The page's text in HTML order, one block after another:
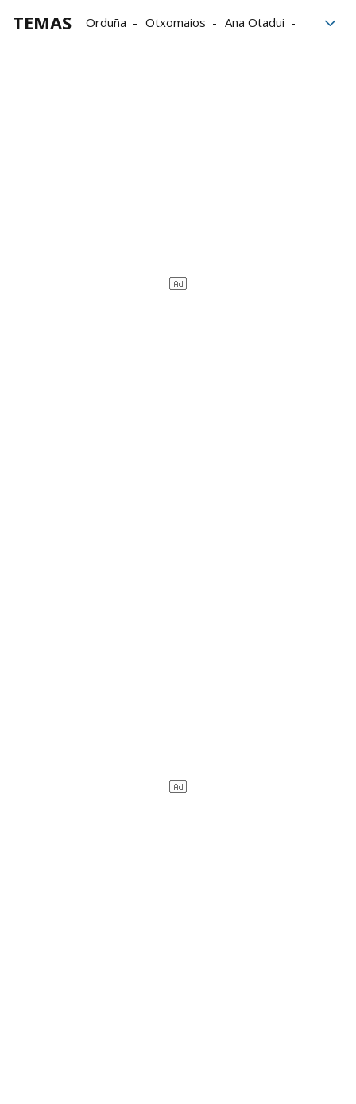
TEMAS Orduña Otxomaios
Ana Otadui